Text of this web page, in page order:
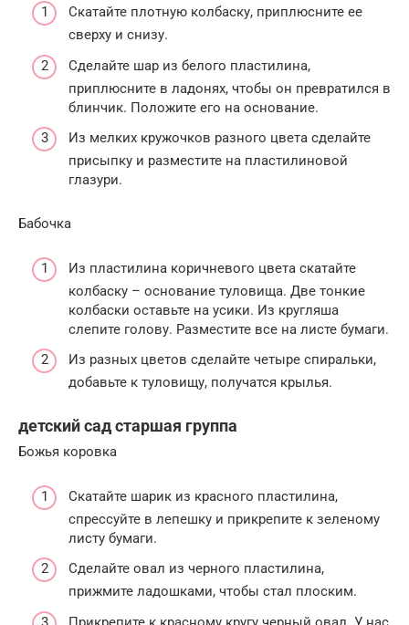
Скатайте плотную колбаску, приплюсните ее
сверху и снизу.
Сделайте шар из белого пластилина,
приплюсните в ладонях, чтобы он превратился в
блинчик. Положите его на основание.
Из мелких кружочков разного цвета сделайте
присыпку и разместите на пластилиновой
глазури.
Бабочка
Из пластилина коричневого цвета скатайте
колбаску – основание туловища. Две тонкие
колбаски оставьте на усики. Из кругляша
слепите голову. Разместите все на листе бумаги.
Из разных цветов сделайте четыре спиральки,
добавьте к туловищу, получатся крылья.
детский сад старшая группа
Божья коровка
Скатайте шарик из красного пластилина,
спрессуйте в лепешку и прикрепите к зеленому
листу бумаги.
Сделайте овал из черного пластилина,
прижмите ладошками, чтобы стал плоским.